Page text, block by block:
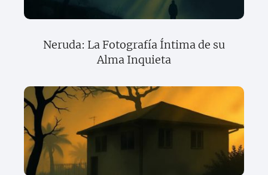
Neruda: La Fotografía Íntima de su
Alma Inquieta